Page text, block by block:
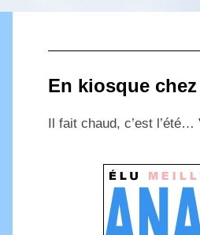
En kiosque
Il fait chaud, c’est